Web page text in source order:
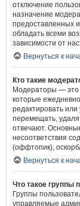
отключение
назначение
предоставленных
обладать всеми
зависимости от
Вернуться к
Кто такие
Модераторы — это
которые
редактировать
перемещать,
отвечают.
несоответствия
(оффтопик),
Вернуться к
Что такое группы
Группы
управляемые